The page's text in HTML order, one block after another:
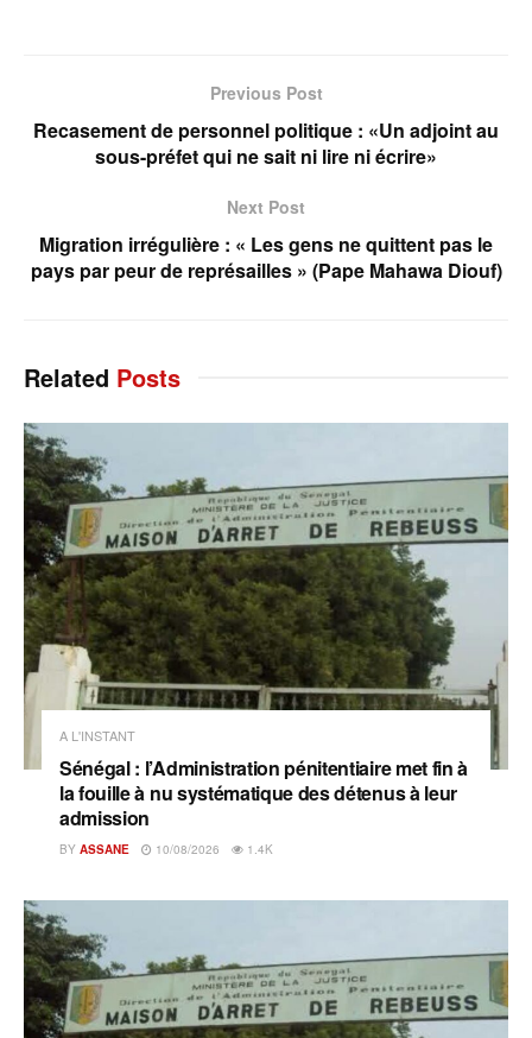
Previous Post
Recasement de personnel politique : «Un adjoint au
sous-préfet qui ne sait ni lire ni écrire»
Next Post
Migration irrégulière : « Les gens ne quittent pas le
pays par peur de représailles » (Pape Mahawa Diouf)
Related Posts
A L'INSTANT
Sénégal : l’Administration pénitentiaire met fin à
la fouille à nu systématique des détenus à leur
admission
BY ASSANE 10/08/2026 1.4K